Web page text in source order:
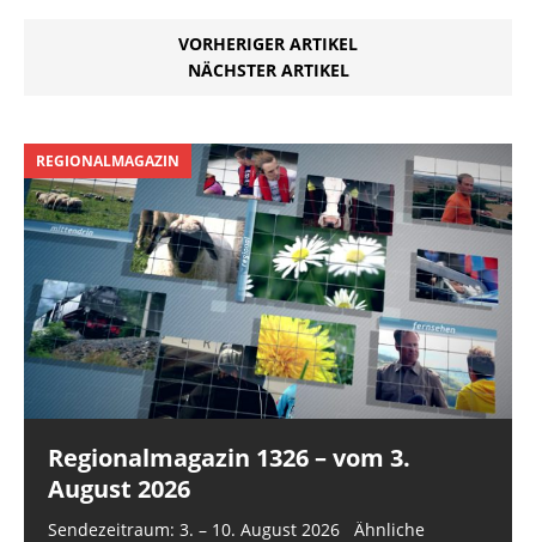
VORHERIGER ARTIKEL
NÄCHSTER ARTIKEL
REGIONALMAGAZIN
Regionalmagazin 1326 – vom 3.
August 2026
Sendezeitraum: 3. – 10. August 2026 Ähnliche